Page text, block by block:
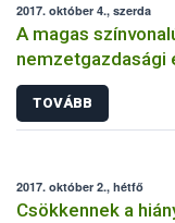
2017. október 4., szerda
A magas
nemzetgazdasági
TOVÁBB
2017. október 2., hétfő
Csökkennek a